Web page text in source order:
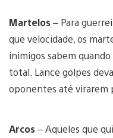
Martelos– Para
que velocidade, os
inimigos sabem
total. Lance golpes
oponentes até virarem
Arcos– Aqueles que